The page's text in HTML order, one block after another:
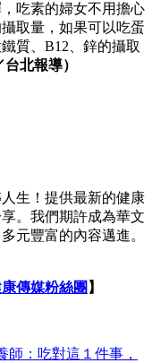
吃素的婦女不用擔心
取量，如果可以吃蛋
質、B12、鋅的攝取
北報導）
生！提供最新的健康
。我們期許成為華文
元豐富的內容邁進。
傳媒粉絲團 】
師：吃對這１件事，